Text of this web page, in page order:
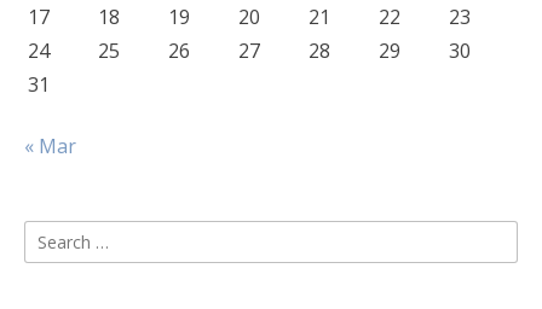
17
18 19 20 21 22
23
24
25 26 27 28 29
30
31
« Mar
Search
for: